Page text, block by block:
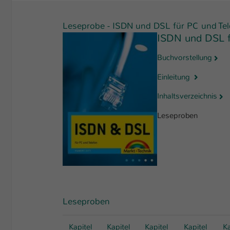
Leseprobe - ISDN und DSL für PC und
ISDN und DSL
Buchvorstellung
Einleitung
Inhaltsverzeichnis
Leseproben
Leseproben
Kapitel
Kapitel
Kapitel
Kapitel